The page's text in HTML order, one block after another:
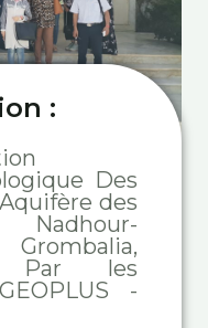
:
Des
des
Nadhour-
Par les
-